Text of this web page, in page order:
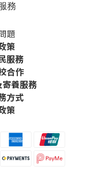
務
題
策
服務
合作
養服務
方式
策